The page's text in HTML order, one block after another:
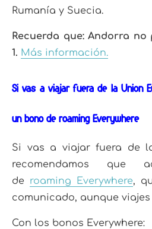
Rumanía y Suecia.
Recuerda que: Andorra no
1. Más información.
Si vas a viajar fuera de la Unión
un bono de roaming Everywhere
Si vas a viajar fuera de
recomendamos que
de roaming Everywhere,
comunicado, aunque viajes
Con los bonos Everywhere: